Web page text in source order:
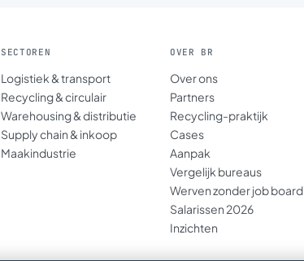
SECTOREN
Logistiek & transport
Recycling & circulair
Warehousing & distributie
Supply chain & inkoop
Maakindustrie
OVER BR
Over ons
Partners
Recycling-praktijk
Cases
Aanpak
Vergelijk bureaus
Werven zonder job board
Salarissen 2026
Inzichten